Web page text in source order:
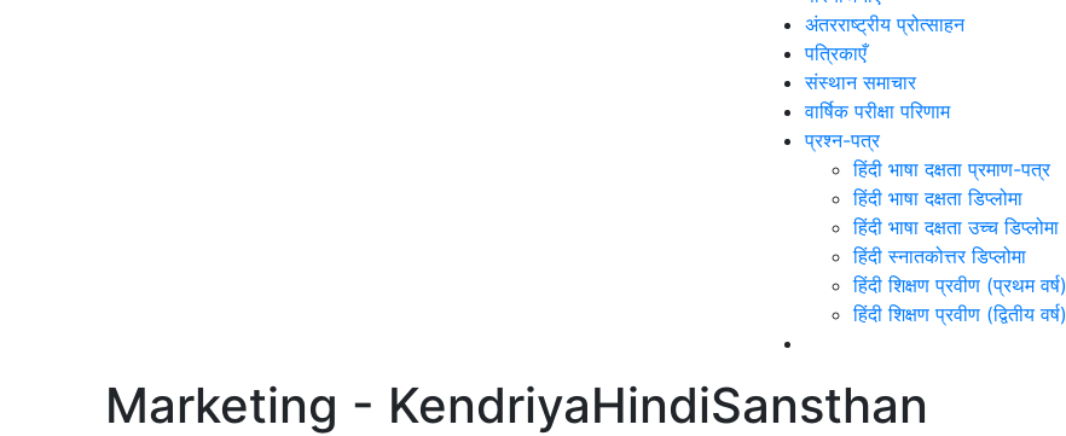
अंतरराष्ट्रीय प्रोत्साहन
पत्रिकाएँ
संस्थान समाचार
वार्षिक परीक्षा परिणाम
प्रश्न-पत्र
हिंदी भाषा दक्षता प्रमाण-पत्र
हिंदी भाषा दक्षता डिप्लोमा
हिंदी भाषा दक्षता उच्च डिप्लोमा
हिंदी स्नातकोत्तर डिप्लोमा
हिंदी शिक्षण प्रवीण (प्रथम वर्ष)
हिंदी शिक्षण प्रवीण (द्वितीय वर्ष)
Marketing - KendriyaHindiSansthan